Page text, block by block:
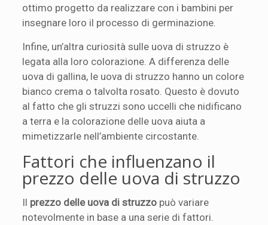
ottimo progetto da realizzare con i bambini per
insegnare loro il processo di germinazione.
Infine, un’altra curiosità sulle uova di struzzo è
legata alla loro colorazione. A differenza delle
uova di gallina, le uova di struzzo hanno un colore
bianco crema o talvolta rosato. Questo è dovuto
al fatto che gli struzzi sono uccelli che nidificano
a terra e la colorazione delle uova aiuta a
mimetizzarle nell’ambiente circostante.
Fattori che influenzano il
prezzo delle uova di struzzo
Il prezzo delle uova di struzzo può variare
notevolmente in base a una serie di fattori.